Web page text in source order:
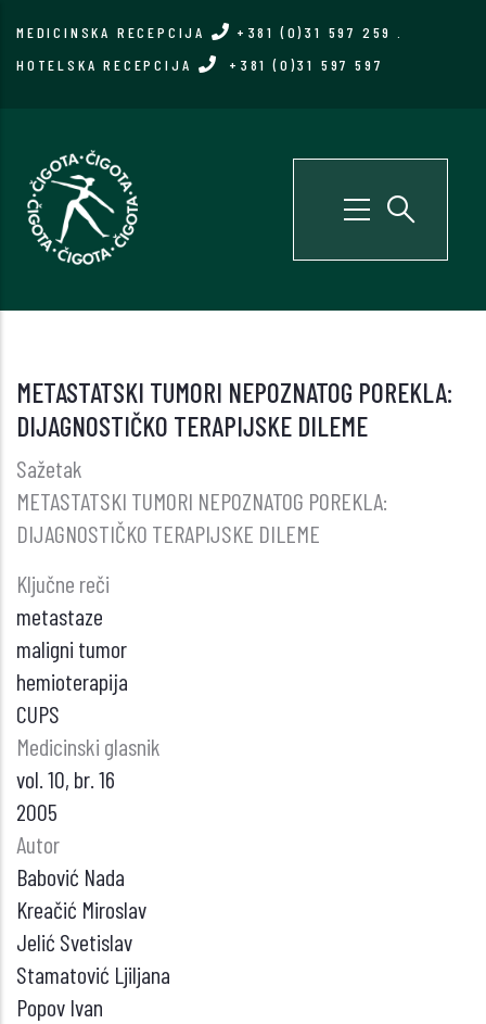
MEDICINSKA RECEPCIJA +381 (0)31 597 259
HOTELSKA RECEPCIJA
+381 (0)31 597 597
METASTATSKI TUMORI NEPOZNATOG POREKLA:
DIJAGNOSTIČKO TERAPIJSKE DILEME
Sažetak
METASTATSKI TUMORI NEPOZNATOG POREKLA:
DIJAGNOSTIČKO TERAPIJSKE DILEME
Ključne reči
metastaze
maligni tumor
hemioterapija
CUPS
Medicinski glasnik
vol. 10, br. 16
2005
Autor
Babović Nada
Kreačić Miroslav
Jelić Svetislav
Stamatović Ljiljana
Popov Ivan